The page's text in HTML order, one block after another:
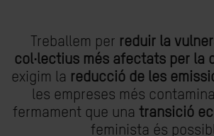
Treballem per reduir la
col·lectius més afectats per la
exigim la reducció de les
les empreses més
fermament que una transició
feminista és